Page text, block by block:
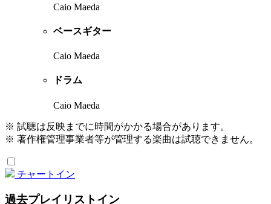
Caio Maeda
ベースギター
Caio Maeda
ドラム
Caio Maeda
※ 試聴は反映までに時間がかかる場合があります。
※ 著作権管理事業者等が管理する楽曲は試聴できません。
チャートイン
過去プレイリストイン